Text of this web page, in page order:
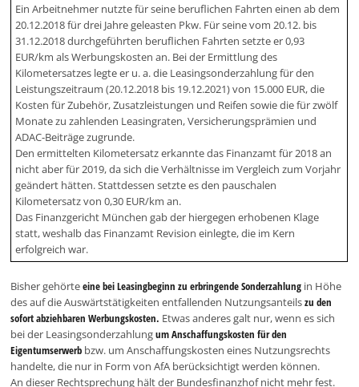
Ein Arbeitnehmer nutzte für seine beruflichen Fahrten einen ab dem
20.12.2018 für drei Jahre geleasten Pkw. Für seine vom 20.12. bis
31.12.2018 durchgeführten beruflichen Fahrten setzte er 0,93
EUR/km als Werbungskosten an. Bei der Ermittlung des
Kilometersatzes legte er u. a. die Leasingsonderzahlung für den
Leistungszeitraum (20.12.2018 bis 19.12.2021) von 15.000 EUR, die
Kosten für Zubehör, Zusatzleistungen und Reifen sowie die für zwölf
Monate zu zahlenden Leasingraten, Versicherungsprämien und
ADAC-Beiträge zugrunde.
Den ermittelten Kilometersatz erkannte das Finanzamt für 2018 an
nicht aber für 2019, da sich die Verhältnisse im Vergleich zum Vorjahr
geändert hätten. Stattdessen setzte es den pauschalen
Kilometersatz von 0,30 EUR/km an.
Das Finanzgericht München gab der hiergegen erhobenen Klage
statt, weshalb das Finanzamt Revision einlegte, die im Kern
erfolgreich war.
Bisher gehörteeine bei Leasingbeginn zu erbringende Sonderzahlung in Höhe
des auf die Auswärtstätigkeiten entfallenden Nutzungsanteilszu den
sofort abziehbaren Werbungskosten. Etwas anderes galt nur, wenn es sich
bei der Leasingsonderzahlungum Anschaffungskosten für den
Eigentumserwerb bzw. um Anschaffungskosten eines Nutzungsrechts
handelte, die nur in Form von AfA berücksichtigt werden können.
An dieser Rechtsprechung hält der Bundesfinanzhof nicht mehr fest.